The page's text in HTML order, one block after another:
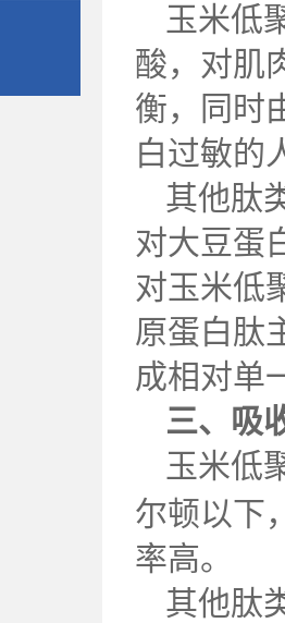
玉米低
酸，对肌
衡，同时
白过敏的
其他肽
对大豆蛋
对玉米低
原蛋白肽
成相对单
三、吸
玉米低
尔顿以下
率高。
其他肽